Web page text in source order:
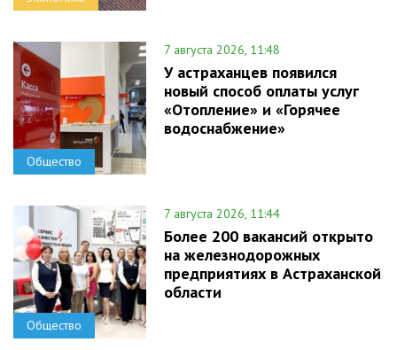
Общество
7 августа 2026, 11:48
У астраханцев появился
новый способ оплаты услуг
«Отопление» и «Горячее
водоснабжение»
Общество
7 августа 2026, 11:44
Более 200 вакансий открыто
на железнодорожных
предприятиях в Астраханской
области